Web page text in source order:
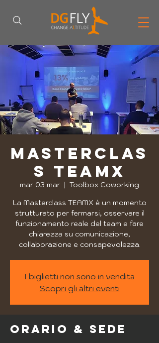
Masterclas
s TEAMX
mar 03 mar
  |
Toolbox Coworking
La Masterclass TEAMX è un momento
strutturato per fermarsi, osservare il
funzionamento reale del team e fare
chiarezza su comunicazione,
collaborazione e consapevolezza.
I biglietti non sono in vendita
Scopri gli altri eventi
Orario & Sede